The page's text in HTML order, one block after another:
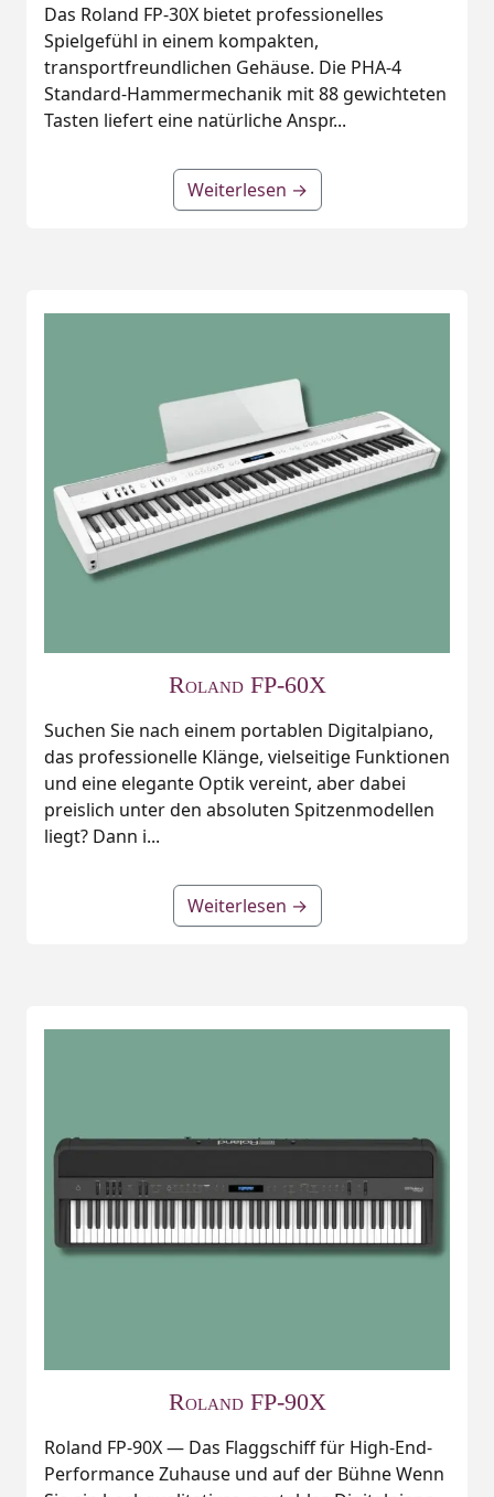
Das Roland FP-30X bietet professionelles
Spielgefühl in einem kompakten,
transportfreundlichen Gehäuse. Die PHA‑4
Standard‑Hammermechanik mit 88 gewichteten
Tasten liefert eine natürliche Anspr...
Weiterlesen →
Roland FP-60X
Suchen Sie nach einem portablen Digitalpiano,
das professionelle Klänge, vielseitige Funktionen
und eine elegante Optik vereint, aber dabei
preislich unter den absoluten Spitzenmodellen
liegt? Dann i...
Weiterlesen →
Roland FP-90X
Roland FP-90X — Das Flaggschiff für High-End-
Performance Zuhause und auf der Bühne Wenn